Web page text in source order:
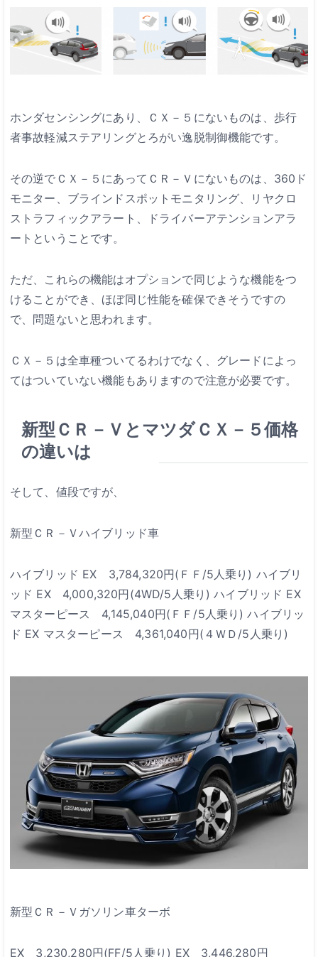
ホンダセンシングにあり、ＣＸ－５にないものは、歩行
者事故軽減ステアリングとろがい逸脱制御機能です。
その逆でＣＸ－５にあってＣＲ－Ｖにないものは、360ド
モニター、ブラインドスポットモニタリング、リヤクロ
ストラフィックアラート、ドライバーアテンションアラ
ートということです。
ただ、これらの機能はオプションで同じような機能をつ
けることができ、ほぼ同じ性能を確保できそうですの
で、問題ないと思われます。
ＣＸ－５は全車種ついてるわけでなく、グレードによっ
てはついていない機能もありますので注意が必要です。
新型ＣＲ－ＶとマツダＣＸ－５価格
の違いは
そして、値段ですが、
新型ＣＲ－Ｖハイブリッド車
ハイブリッド EX 3,784,320円(ＦＦ/5人乗り) ハイブリ
ッド EX 4,000,320円(4WD/5人乗り) ハイブリッド EX
マスターピース 4,145,040円(ＦＦ/5人乗り) ハイブリッ
ド EX マスターピース 4,361,040円(４ＷＤ/5人乗り)
新型ＣＲ－Ｖガソリン車ターボ
EX 3,230,280円(FF/5人乗り) EX 3,446,280円